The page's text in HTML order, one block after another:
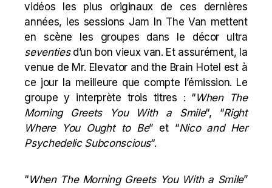
vidéos les plus originaux de ces dernières
années, les sessions Jam In The Van mettent
en scène les groupes dans le décor ultra
seventiesd’un bon vieux van. Et assurément, la
venue de Mr. Elevator and the Brain Hotel est à
ce jour la meilleure que compte l’émission. Le
groupe y interprète trois titres : “When The
Morning Greets You With a Smile“, “Right
Where You Ought to Be” et “Nico and Her
Psychedelic Subconscious“.
“When The Morning Greets You With a Smile”